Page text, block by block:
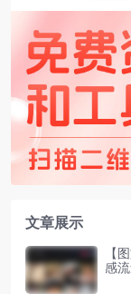
文章展示
【
感